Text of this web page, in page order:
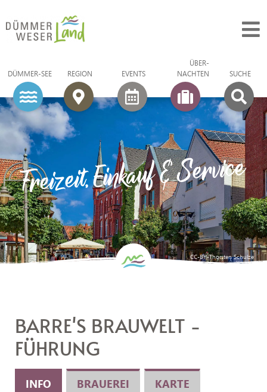
DÜMMER-SEE REGION EVENTS
ÜBER­
NACHTEN
SUCHE
Freizeit, Einkauf & Service
CC-BY-Thorsten Schulze
BARRE'S BRAUWELT -
FÜHRUNG
INFO BRAUEREI KARTE